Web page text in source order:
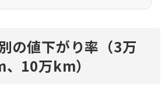
の値下がり率（3万
10万km）